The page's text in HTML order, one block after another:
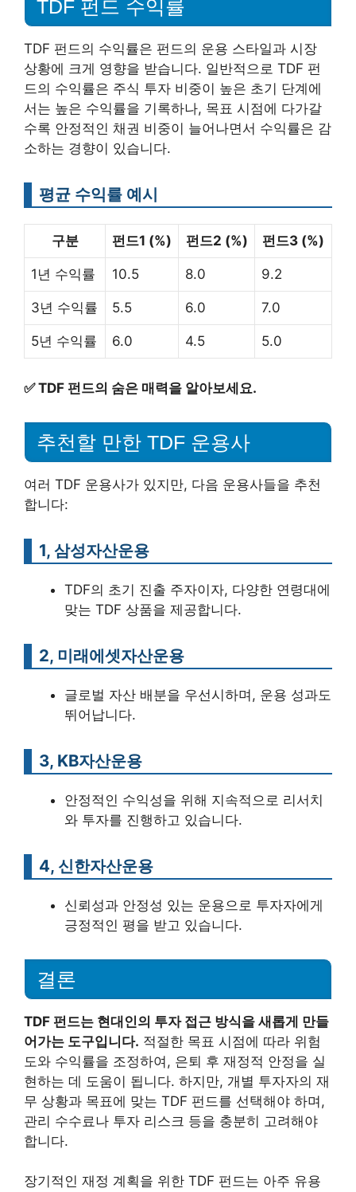
TDF 펀드 수익률
TDF 펀드의 수익률은 펀드의 운용 스타일과 시장
상황에 크게 영향을 받습니다. 일반적으로 TDF 펀
드의 수익률은 주식 투자 비중이 높은 초기 단계에
서는 높은 수익률을 기록하나, 목표 시점에 다가갈
수록 안정적인 채권 비중이 늘어나면서 수익률은 감
소하는 경향이 있습니다.
평균 수익률 예시
구분 펀드1 (%) 펀드2 (%) 펀드3 (%)
1년 수익률 10.5 8.0 9.2
3년 수익률 5.5 6.0 7.0
5년 수익률 6.0 4.5 5.0
✅TDF 펀드의 숨은 매력을 알아보세요.
추천할 만한 TDF 운용사
여러 TDF 운용사가 있지만, 다음 운용사들을 추천
합니다:
1, 삼성자산운용
TDF의 초기 진출 주자이자, 다양한 연령대에
맞는 TDF 상품을 제공합니다.
2, 미래에셋자산운용
글로벌 자산 배분을 우선시하며, 운용 성과도
뛰어납니다.
3, KB자산운용
안정적인 수익성을 위해 지속적으로 리서치
와 투자를 진행하고 있습니다.
4, 신한자산운용
신뢰성과 안정성 있는 운용으로 투자자에게
긍정적인 평을 받고 있습니다.
결론
TDF 펀드는 현대인의 투자 접근 방식을 새롭게 만들
어가는 도구입니다. 적절한 목표 시점에 따라 위험
도와 수익률을 조정하여, 은퇴 후 재정적 안정을 실
현하는 데 도움이 됩니다. 하지만, 개별 투자자의 재
무 상황과 목표에 맞는 TDF 펀드를 선택해야 하며,
관리 수수료나 투자 리스크 등을 충분히 고려해야
합니다.
장기적인 재정 계획을 위한 TDF 펀드는 아주 유용